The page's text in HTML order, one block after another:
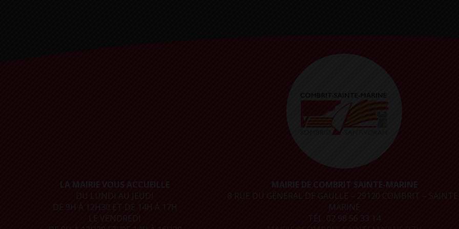
LA MAIRIE VOUS ACCUEILLE
DU LUNDI AU JEUDI
DE 9H À 12H30 ET DE 14H À 17H
LE VENDREDI
MAIRIE DE COMBRIT SAINTE-MARINE
8 RUE DU GÉNÉRAL DE GAULLE – 29120 COMBRIT –
MARINE
TÉL. 02 98 56 33 14